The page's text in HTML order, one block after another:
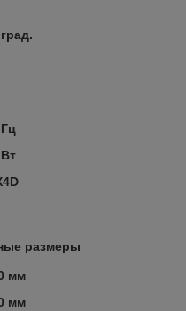
размеры
мм
мм